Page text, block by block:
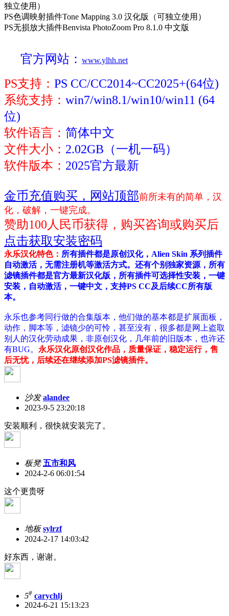
独立使用）
PS色调映射插件Tone Mapping 3.0 汉化版（可独立使用）
PS无损放大插件Benvista PhotoZoom Pro 8.1.0 中文版
官方网站： www.ylhh.net
PS支持： PS CC/CC2014~CC2025+(64位)
系统支持： win7/win8.1/win10/win11 (64
位)
软件语言： 简体中文
文件大小： 2.02GB（一机一码）
软件版本： 2025官方最新
金币充值购买，网站顶部前所未有的简单，汉
化，破解，一键完成。
赞助100人民币获得，购买咨询或购买后
点击获取安装密码
永乐汉化特色： 所有插件都是原创汉化，Alien Skin 系列插件
自动激活，无需注册机等激活方式。还有个别独家资源，所有
滤镜插件都是官方最新汉化版，所有插件可选择性安装，一键
安装，自动激活，一键中文，支持PS CC及后续CC所有版
本。
永乐也参考同行做的合集版本，他们做的基本都是扩展面板，
动作，脚本等，滤镜少的可怜，甚至没有，很多都是网上盗取
别人的汉化劳动成果，非原创汉化，几年前的旧版本，也许还
有BUG。 永乐汉化原创汉化作品，质量保证，稳定运行，售
后无忧，后续还在继续添加PS滤镜插件。
沙发 alandee
2023-9-5 23:20:18
安装顺利，很快就安装完了。
板凳 五市和风
2024-2-6 06:01:54
这个更贵呀
地板 sylrzf
2024-2-17 14:03:42
好东西，谢谢。
5# carychlj
2024-6-21 15:13:23